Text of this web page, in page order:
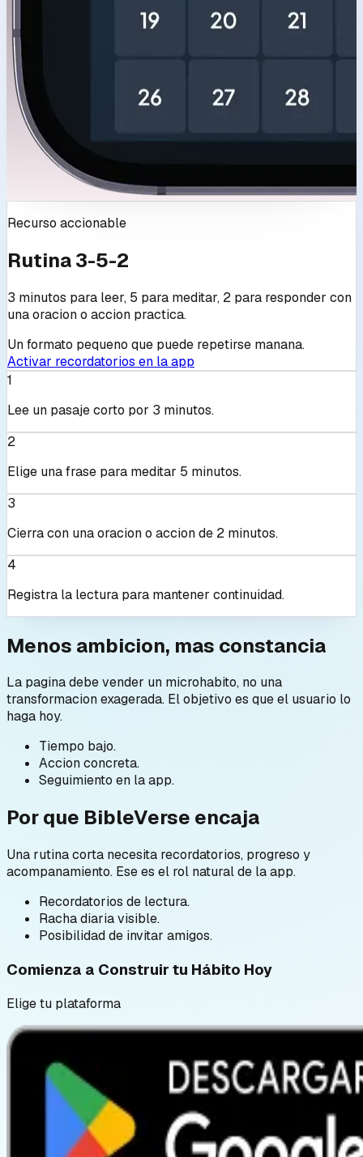
Recurso accionable
Rutina 3-5-2
3 minutos para leer, 5 para meditar, 2 para responder con
una oracion o accion practica.
Un formato pequeno que puede repetirse manana.
Activar recordatorios en la app
1
Lee un pasaje corto por 3 minutos.
2
Elige una frase para meditar 5 minutos.
3
Cierra con una oracion o accion de 2 minutos.
4
Registra la lectura para mantener continuidad.
Menos ambicion, mas constancia
La pagina debe vender un microhabito, no una
transformacion exagerada. El objetivo es que el usuario lo
haga hoy.
Tiempo bajo.
Accion concreta.
Seguimiento en la app.
Por que BibleVerse encaja
Una rutina corta necesita recordatorios, progreso y
acompanamiento. Ese es el rol natural de la app.
Recordatorios de lectura.
Racha diaria visible.
Posibilidad de invitar amigos.
Comienza a Construir tu Hábito Hoy
Elige tu plataforma